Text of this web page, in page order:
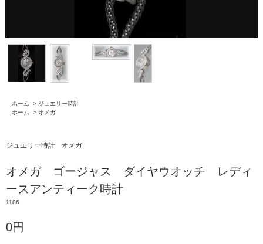
ホーム > ジュエリー時計
ホーム
> オメガ
ジュエリー時計 オメガ
オメガ ゴージャス ダイヤウオッチ レディ
ースアンティーク時計
1186
0円